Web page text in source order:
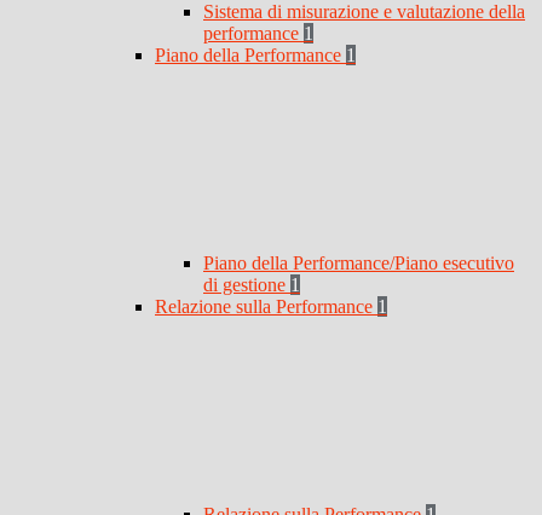
Sistema di misurazione e valutazione della
performance 1
Piano della Performance 1
Piano della Performance/Piano esecutivo
di gestione 1
Relazione sulla Performance 1